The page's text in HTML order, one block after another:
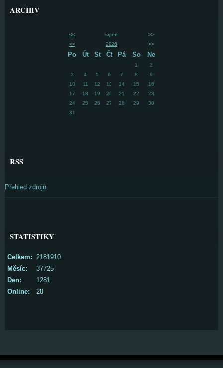
ARCHIV
<< srpen
>>
<<
2026 >>
Po Út St Čt Pá So Ne
1
2
3
4 5 6 7 8
9
10
11 12 13 14 15
16
17
18 19 20 21 22
23
24
25 26 27 28 29
30
31
RSS
Přehled zdrojů
STATISTIKY
Online: 28
Celkem: 2181910
Měsíc:
37725
Den:
1281